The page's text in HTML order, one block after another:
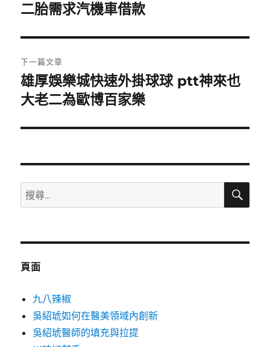
導
覽
一
文
章:
二胎需求汽機車借款
下一篇文章
下
一
文
雄厚娛樂城快速外掛球球 ptt神來也
大老二為歐博百家樂
搜
尋
鍵
搜
頁面
九八辣椒
吳紹琥如何在醫美領域內創新
吳紹琥醫師的填充與拉提